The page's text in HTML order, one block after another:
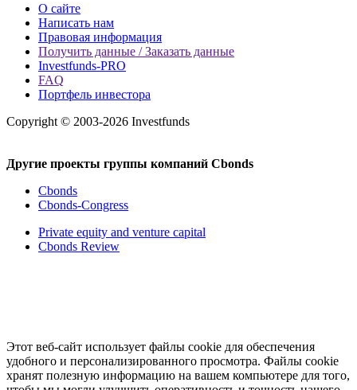
О сайте
Написать нам
Правовая информация
Получить данные / Заказать данные
Investfunds-PRO
FAQ
Портфель инвестора
Copyright © 2003-2026 Investfunds
Другие проекты группы компаний Cbonds
Cbonds
Cbonds-Congress
Private equity and venture capital
Cbonds Review
Этот веб-сайт использует файлы cookie для обеспечения
удобного и персонализированного просмотра. Файлы cookie
хранят полезную информацию на вашем компьютере для того,